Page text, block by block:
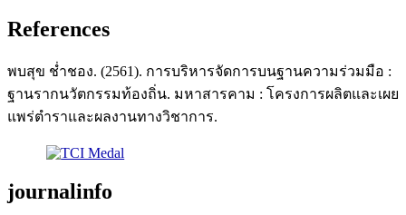
References
พบสุข ช่ำชอง. (2561). การบริหารจัดการบนฐานความร่วมมือ :
ฐานรากนวัตกรรมท้องถิ่น. มหาสารคาม : โครงการผลิตและเผย
แพร่ตำราและผลงานทางวิชาการ.
journalinfo